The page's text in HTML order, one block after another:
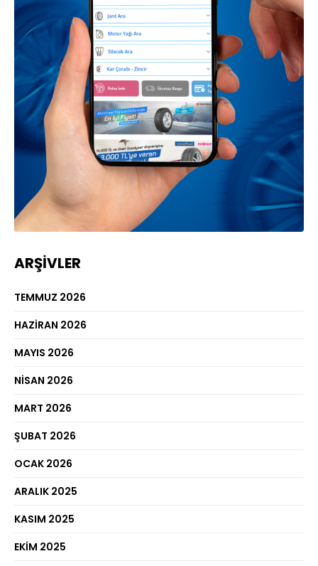
ARŞIVLER
TEMMUZ 2026
HAZIRAN 2026
MAYIS 2026
NISAN 2026
MART 2026
ŞUBAT 2026
OCAK 2026
ARALIK 2025
KASIM 2025
EKIM 2025